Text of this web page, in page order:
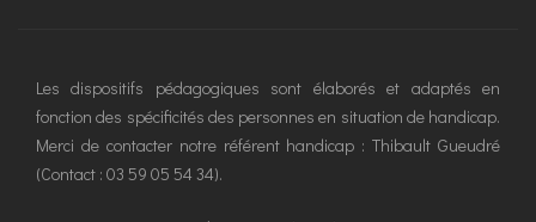
Les dispositifs pédagogiques sont élaborés et adaptés en
fonction des spécificités des personnes en situation de handicap.
Merci de contacter notre référent handicap : Thibault Gueudré
(Contact : 03 59 05 54 34).